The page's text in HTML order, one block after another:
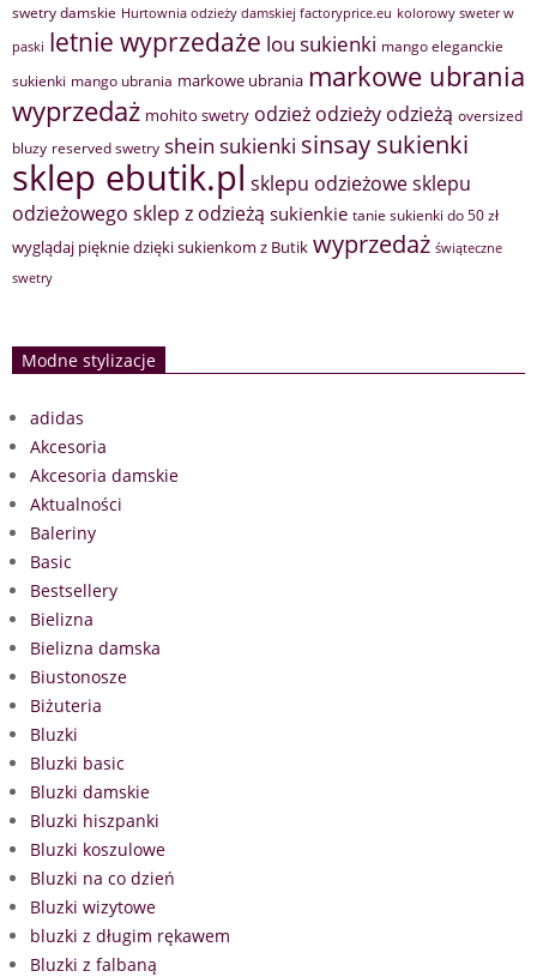
swetry damskie Hurtownia odzieży damskiej factoryprice.eu kolorowy sweter w
paski letnie wyprzedaże lou sukienki mango eleganckie
sukienki mango ubrania markowe ubrania markowe ubrania
wyprzedaż mohito swetry odzież odzieży odzieżą oversized
bluzy reserved swetry shein sukienki sinsay sukienki
sklep ebutik.pl sklepu odzieżowesklepu
odzieżowego sklep z odzieżą sukienkie tanie sukienki do 50 zł
wyglądaj pięknie dzięki sukienkom z Butik wyprzedaż świąteczne
swetry
Modne stylizacje
adidas
Akcesoria
Akcesoria damskie
Aktualności
Baleriny
Basic
Bestsellery
Bielizna
Bielizna damska
Biustonosze
Biżuteria
Bluzki
Bluzki basic
Bluzki damskie
Bluzki hiszpanki
Bluzki koszulowe
Bluzki na co dzień
Bluzki wizytowe
bluzki z długim rękawem
Bluzki z falbaną